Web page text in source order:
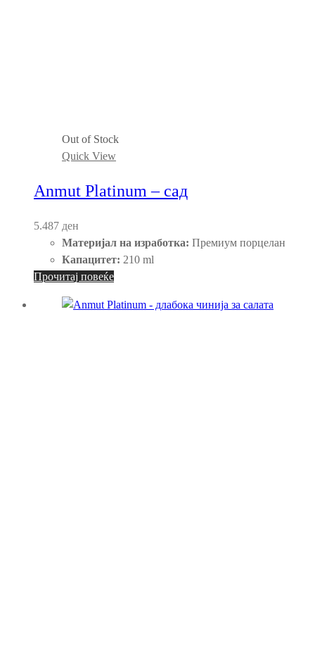
Out of Stock
Quick View
Anmut Platinum – сад
5.487 ден
Материјал на изработка: Премиум порцелан
Капацитет: 210 ml
Прочитај повеќе